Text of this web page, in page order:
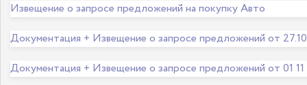
Извещение о запросе предложений на покупку Авто
Документация + Извещение о запросе предложений от
Документация + Извещение о запросе предложений от 01